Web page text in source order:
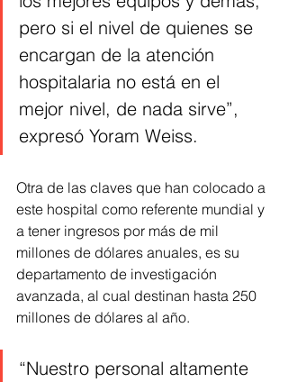
pero si el nivel de quienes se
encargan de la atención
hospitalaria no está en el
mejor nivel, de nada sirve”,
expresó Yoram Weiss.
Otra de las claves que han colocado a
este hospital como referente mundial y
a tener ingresos por más de mil
millones de dólares anuales, es su
departamento de investigación
avanzada, al cual destinan hasta 250
millones de dólares al año.
“Nuestro personal altamente